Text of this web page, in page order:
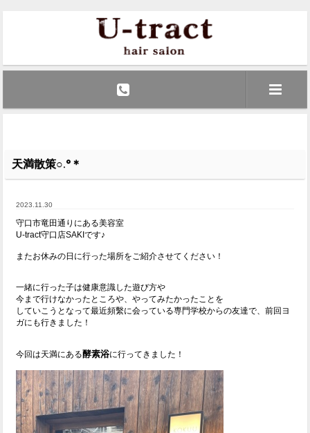
天満散策○.°＊
2023.11.30
守口市竜田通りにある美容室
U-tract守口店SAKIです♪
またお休みの日に行った場所をご紹介させてください！
一緒に行った子は健康意識した遊び方や
今まで行けなかったところや、やってみたかったことを
していこうとなって最近頻繫に会っている専門学校からの友達で、前回ヨ
ガにも行きました！
今回は天満にある酵素浴に行ってきました！